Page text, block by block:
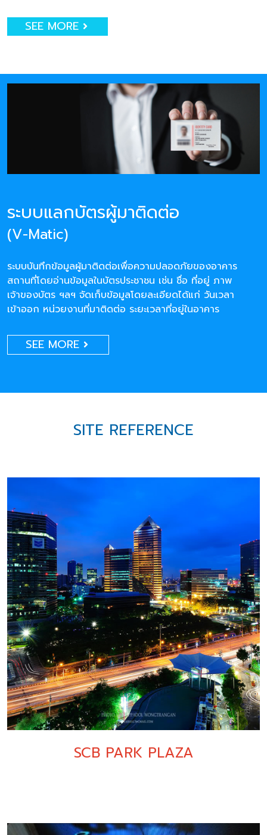
SEE MORE
ระบบแลกบัตรผู้มาติดต่อ
(V-Matic)
ระบบบันทึกข้อมูลผู้มาติดต่อเพื่อความปลอดภัยของอาคาร
สถานที่โดยอ่านข้อมูลในบัตรประชาชน เช่น ชื่อ ที่อยู่ ภาพ
เจ้าของบัตร ฯลฯ จัดเก็บข้อมูลโดยละเอียดได้แก่ วันเวลา
เข้าออก หน่วยงานที่มาติดต่อ ระยะเวลาที่อยู่ในอาคาร
SEE MORE
SITE REFERENCE
SCB PARK PLAZA